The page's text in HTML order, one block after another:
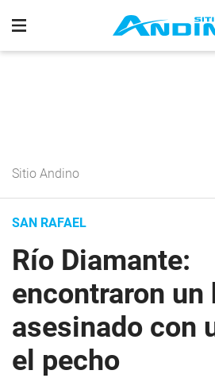
Sitio Andino
SAN RAFAEL
Río Diamante:
encontraron un
asesinado con
el pecho